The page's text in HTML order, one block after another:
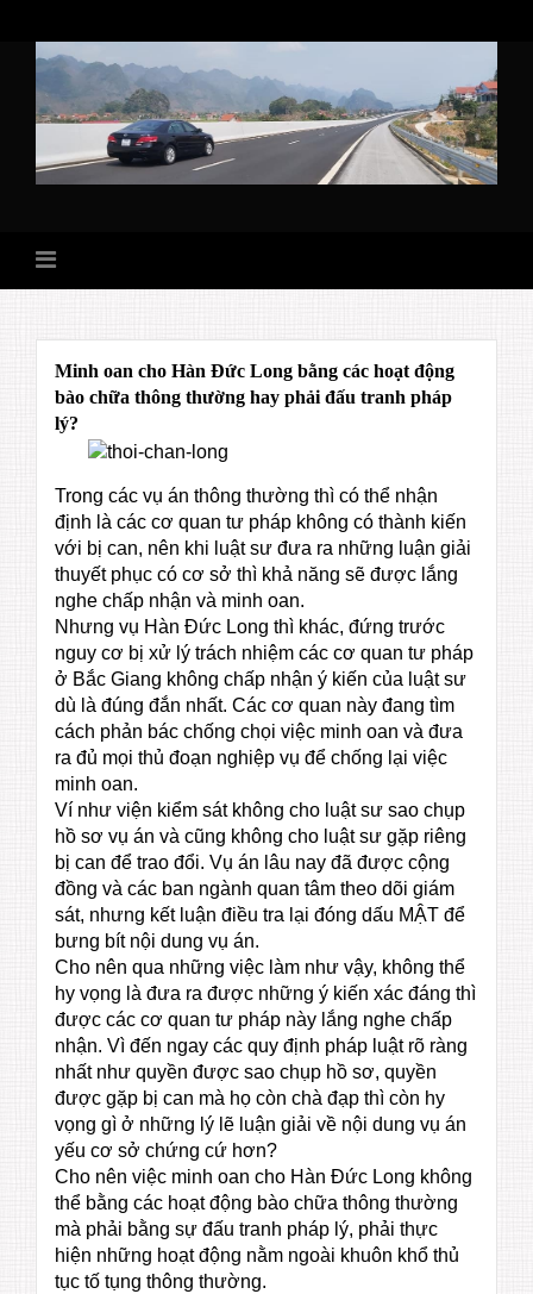
content
Minh oan cho Hàn Đức Long bằng các hoạt động
bào chữa thông thường hay phải đấu tranh pháp
lý?
Trong các vụ án thông thường thì có thể nhận
định là các cơ quan tư pháp không có thành kiến
với bị can, nên khi luật sư đưa ra những luận giải
thuyết phục có cơ sở thì khả năng sẽ được lắng
nghe chấp nhận và minh oan.
Nhưng vụ Hàn Đức Long thì khác, đứng trước
nguy cơ bị xử lý trách nhiệm các cơ quan tư pháp
ở Bắc Giang không chấp nhận ý kiến của luật sư
dù là đúng đắn nhất. Các cơ quan này đang tìm
cách phản bác chống chọi việc minh oan và đưa
ra đủ mọi thủ đoạn nghiệp vụ để chống lại việc
minh oan.
Ví như viện kiểm sát không cho luật sư sao chụp
hồ sơ vụ án và cũng không cho luật sư gặp riêng
bị can để trao đổi. Vụ án lâu nay đã được cộng
đồng và các ban ngành quan tâm theo dõi giám
sát, nhưng kết luận điều tra lại đóng dấu MẬT để
bưng bít nội dung vụ án.
Cho nên qua những việc làm như vậy, không thể
hy vọng là đưa ra được những ý kiến xác đáng thì
được các cơ quan tư pháp này lắng nghe chấp
nhận. Vì đến ngay các quy định pháp luật rõ ràng
nhất như quyền được sao chụp hồ sơ, quyền
được gặp bị can mà họ còn chà đạp thì còn hy
vọng gì ở những lý lẽ luận giải về nội dung vụ án
yếu cơ sở chứng cứ hơn?
Cho nên việc minh oan cho Hàn Đức Long không
thể bằng các hoạt động bào chữa thông thường
mà phải bằng sự đấu tranh pháp lý, phải thực
hiện những hoạt động nằm ngoài khuôn khổ thủ
tục tố tụng thông thường.